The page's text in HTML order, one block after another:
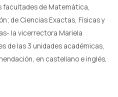
facultades de Matemática,
de Ciencias Exactas, Físicas y
la vicerrectora Mariela
de las 3 unidades académicas,
en castellano e inglés,